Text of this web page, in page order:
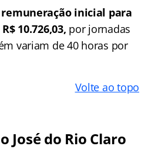
inicial para
10.726,03, por jornadas
variam de 40 horas por
Volte ao topo
José do Rio Claro